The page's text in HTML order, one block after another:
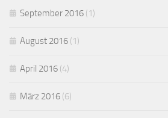
September 2016 (1)
August 2016 (1)
April 2016 (4)
März 2016 (6)